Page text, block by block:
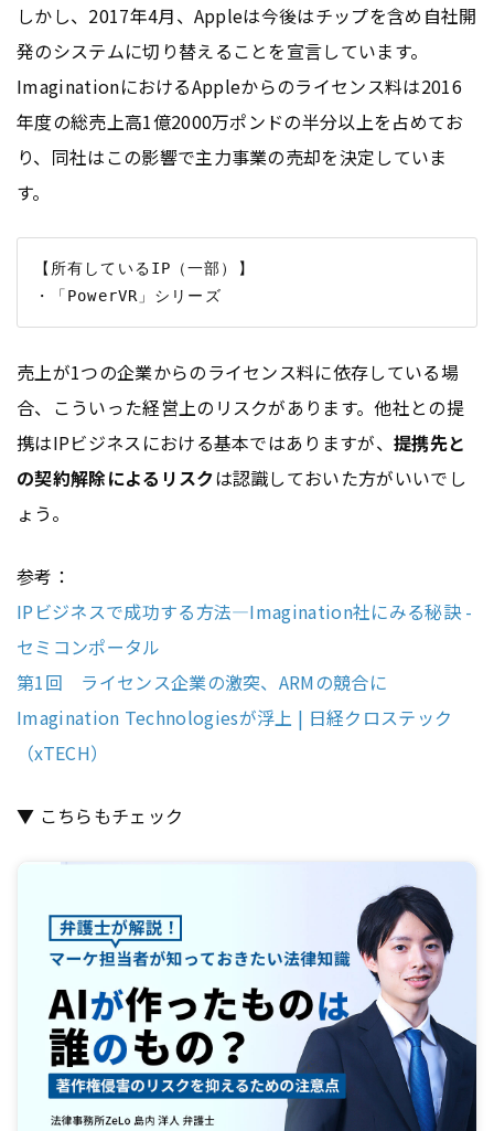
しかし、2017年4月、Appleは今後はチップを含め自社開
発のシステムに切り替えることを宣言しています。
ImaginationにおけるAppleからのライセンス料は2016
年度の総売上高1億2000万ポンドの半分以上を占めてお
り、同社はこの影響で主力事業の売却を決定していま
す。
【所有しているIP（一部）】
売上が1つの企業からのライセンス料に依存している場
合、こういった経営上のリスクがあります。他社との提
携はIPビジネスにおける基本ではありますが、提携先と
の契約解除によるリスクは認識しておいた方がいいでし
ょう。
参考：
IPビジネスで成功する方法―Imagination社にみる秘訣 -
セミコンポータル
第1回 ライセンス企業の激突、ARMの競合に
Imagination Technologiesが浮上 | 日経クロステック
（xTECH）
▼ こちらもチェック